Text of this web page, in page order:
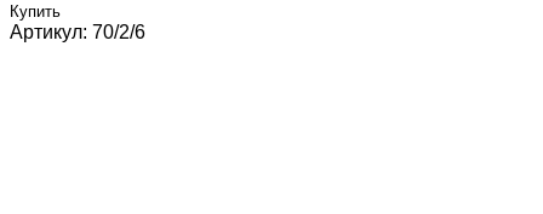
Купить
Артикул: 70/2/6